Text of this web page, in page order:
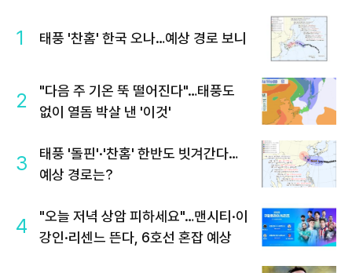
1 태풍 '찬홈' 한국 오나…예상 경로 보니
2
"다음 주 기온 뚝 떨어진다"…태풍도
없이 열돔 박살 낸 '이것'
3
태풍 '돌핀'·'찬홈' 한반도 빗겨간다…
예상 경로는?
4
"오늘 저녁 상암 피하세요"…맨시티·이
강인·리센느 뜬다, 6호선 혼잡 예상